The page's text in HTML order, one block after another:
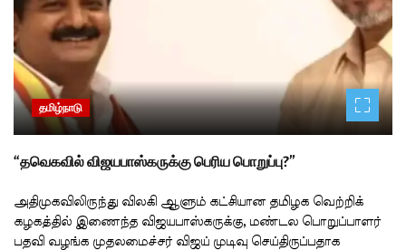
தமிழ்நாடு
“தவெகவில் விஜயபாஸ்கருக்கு பெரிய பொறுப்பு?”
அதிமுகவிலிருந்து விலகி ஆளும் கட்சியான தமிழக வெற்றிக்
கழகத்தில் இணைந்த விஜயபாஸ்கருக்கு, மண்டல பொறுப்பாளர்
பதவி வழங்க முதலமைச்சர் விஜய் முடிவு செய்திருப்பதாக